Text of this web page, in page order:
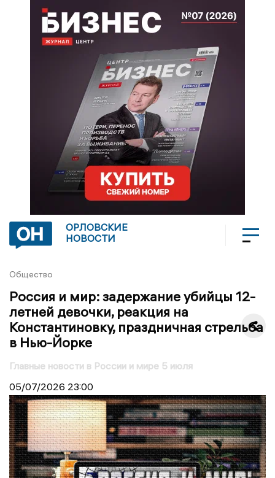
ОРЛОВСКИЕ
НОВОСТИ
Общество
Россия и мир: задержание убийцы 12-
летней девочки, реакция на
Константиновку, праздничная стрельба
в Нью-Йорке
Главные новости в России и мире 5 июля
05/07/2026 23:00